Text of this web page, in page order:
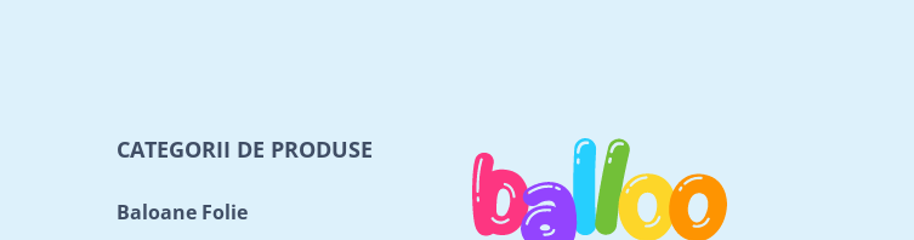
CATEGORII DE PRODUSE
Baloane Folie